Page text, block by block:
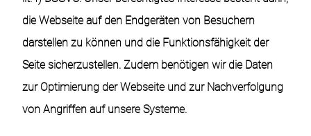
die Webseite auf den Endgeräten von Besuchern
darstellen zu können und die Funktionsfähigkeit der
Seite sicherzustellen. Zudem benötigen wir die Daten
zur Optimierung der Webseite und zur Nachverfolgung
von Angriffen auf unsere Systeme.